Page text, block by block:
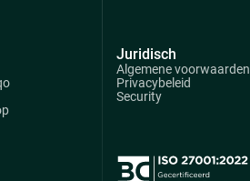
Juridisch
Algemene voorwaarden
Privacybeleid
Security